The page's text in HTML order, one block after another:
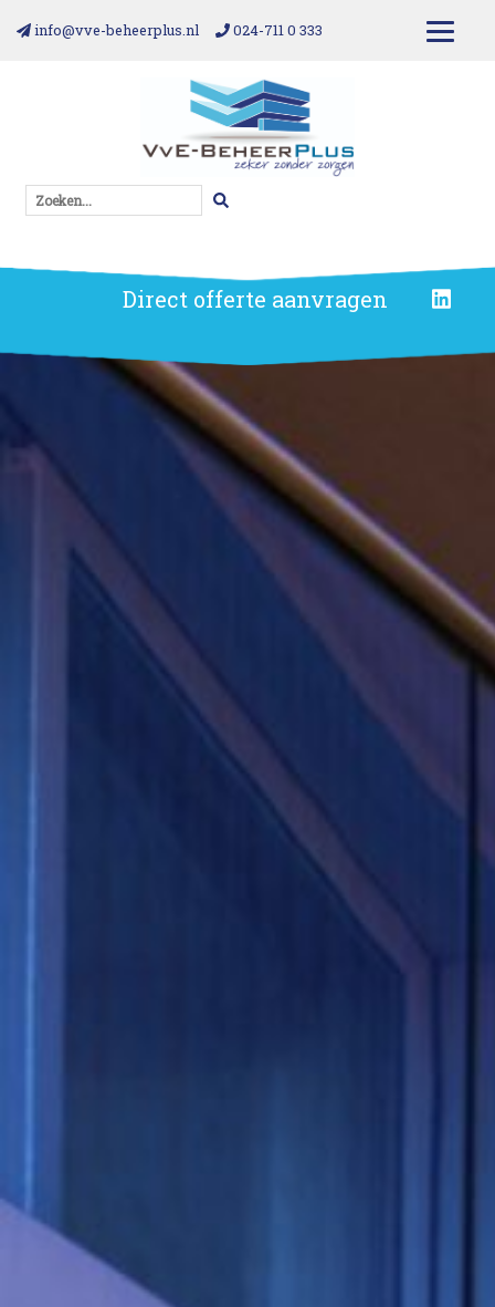
info@vve-beheerplus.nl 024-711 0 333
Zoeken...
Direct offerte aanvragen